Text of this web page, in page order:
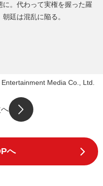
。代わって実権を握った羅
廷は混乱に陥る。
Media Co., Ltd.
へ